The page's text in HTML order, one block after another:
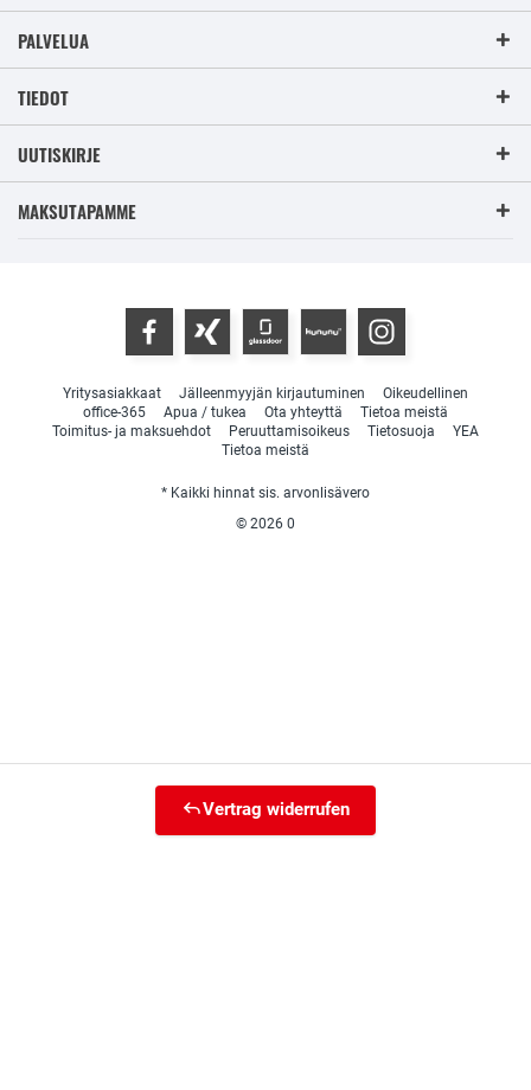
PALVELUA
TIEDOT
UUTISKIRJE
MAKSUTAPAMME
Yritysasiakkaat Jälleenmyyjän kirjautuminen
Oikeudellinen
office-365
Apua / tukea Ota yhteyttä
Tietoa meistä
Toimitus- ja maksuehdot
Peruuttamisoikeus Tietosuoja
YEA
Tietoa meistä
* Kaikki hinnat sis. arvonlisävero
© 2026 0
Vertrag widerrufen